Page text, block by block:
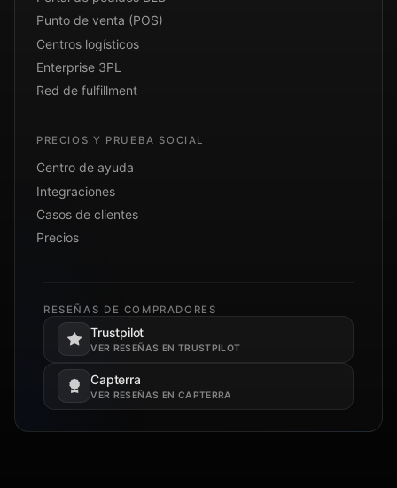
Punto de venta (POS)
Centros logísticos
Enterprise 3PL
Red de fulfillment
PRECIOS Y PRUEBA SOCIAL
Centro de ayuda
Integraciones
Casos de clientes
Precios
RESEÑAS DE COMPRADORES
Trustpilot
VER RESEÑAS EN TRUSTPILOT
Se abre en una pestaña nueva.
Capterra
VER RESEÑAS EN CAPTERRA
Se abre en una pestaña nueva.